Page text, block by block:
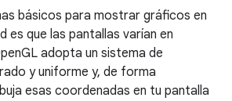
básicos para mostrar gráficos en
es que las pantallas varían en
adopta un sistema de
y uniforme y, de forma
esas coordenadas en tu pantalla